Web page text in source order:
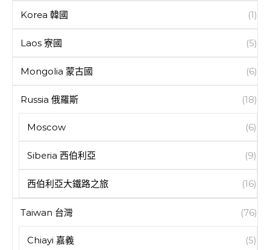
Korea 韓國 (1)
Laos 寮國 (5)
Mongolia 蒙古國 (6)
Russia 俄羅斯 (18)
Moscow (6)
Siberia 西伯利亞 (9)
西伯利亞大鐵路之旅 (16)
Taiwan 台灣 (76)
Chiayi 嘉義 (5)